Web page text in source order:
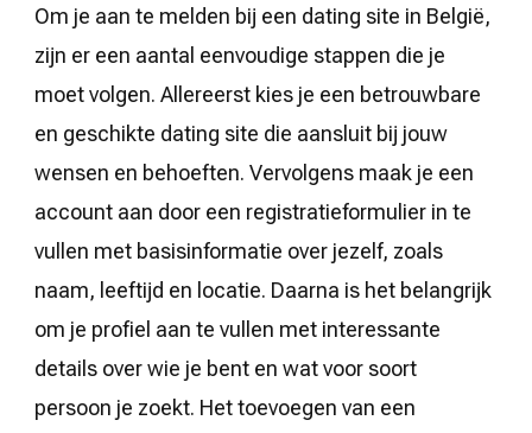
Om je aan te melden bij een dating site in België,
zijn er een aantal eenvoudige stappen die je
moet volgen. Allereerst kies je een betrouwbare
en geschikte dating site die aansluit bij jouw
wensen en behoeften. Vervolgens maak je een
account aan door een registratieformulier in te
vullen met basisinformatie over jezelf, zoals
naam, leeftijd en locatie. Daarna is het belangrijk
om je profiel aan te vullen met interessante
details over wie je bent en wat voor soort
persoon je zoekt. Het toevoegen van een